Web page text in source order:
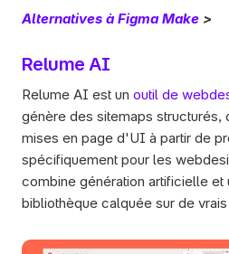
Alternatives à Figma Make >
Relume AI
Relume AI est un outil de
génère des sitemaps structurés,
mises en page d'UI à partir de
spécifiquement pour les
combine génération artificielle et
bibliothèque calquée sur de vrais